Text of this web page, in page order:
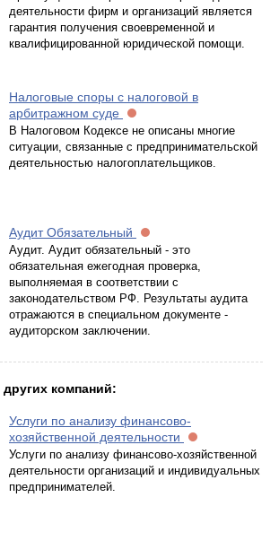
деятельности фирм и организаций является
гарантия получения своевременной и
квалифицированной юридической помощи.
Налоговые споры с налоговой в
арбитражном суде
В Налоговом Кодексе не описаны многие
ситуации, связанные с предпринимательской
деятельностью налогоплательщиков.
Аудит Обязательный
Аудит. Аудит обязательный - это
обязательная ежегодная проверка,
выполняемая в соответствии с
законодательством РФ. Результаты аудита
отражаются в специальном документе -
аудиторском заключении.
компаний:
Услуги по анализу финансово-
хозяйственной деятельности
Услуги по анализу финансово-хозяйственной
деятельности организаций и индивидуальных
предпринимателей.